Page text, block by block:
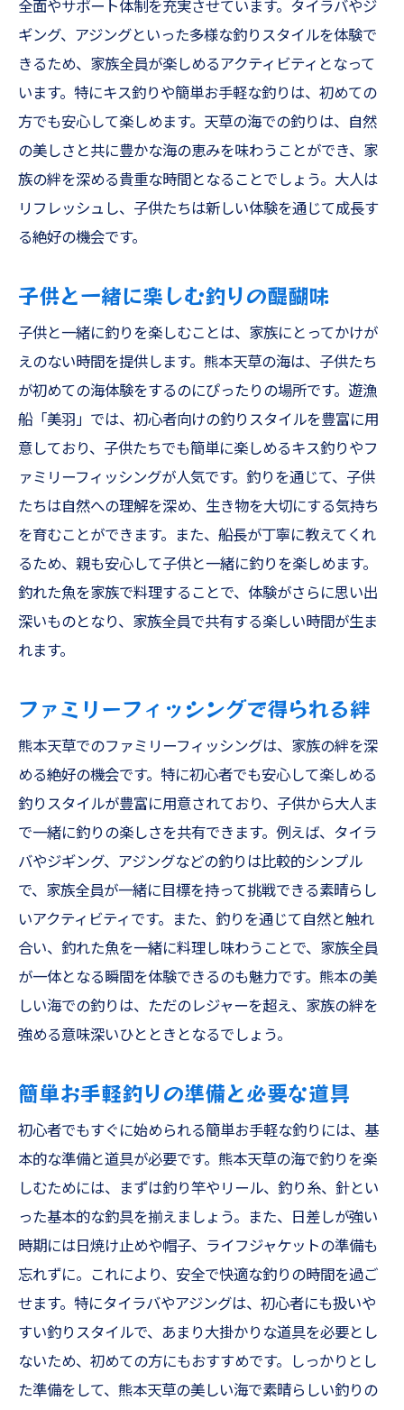
全面やサポート体制を充実させています。タイラバやジ
ギング、アジングといった多様な釣りスタイルを体験で
きるため、家族全員が楽しめるアクティビティとなって
います。特にキス釣りや簡単お手軽な釣りは、初めての
方でも安心して楽しめます。天草の海での釣りは、自然
の美しさと共に豊かな海の恵みを味わうことができ、家
族の絆を深める貴重な時間となることでしょう。大人は
リフレッシュし、子供たちは新しい体験を通じて成長す
る絶好の機会です。
子供と一緒に楽しむ釣りの醍醐味
子供と一緒に釣りを楽しむことは、家族にとってかけが
えのない時間を提供します。熊本天草の海は、子供たち
が初めての海体験をするのにぴったりの場所です。遊漁
船「美羽」では、初心者向けの釣りスタイルを豊富に用
意しており、子供たちでも簡単に楽しめるキス釣りやフ
ァミリーフィッシングが人気です。釣りを通じて、子供
たちは自然への理解を深め、生き物を大切にする気持ち
を育むことができます。また、船長が丁寧に教えてくれ
るため、親も安心して子供と一緒に釣りを楽しめます。
釣れた魚を家族で料理することで、体験がさらに思い出
深いものとなり、家族全員で共有する楽しい時間が生ま
れます。
ファミリーフィッシングで得られる絆
熊本天草でのファミリーフィッシングは、家族の絆を深
める絶好の機会です。特に初心者でも安心して楽しめる
釣りスタイルが豊富に用意されており、子供から大人ま
で一緒に釣りの楽しさを共有できます。例えば、タイラ
バやジギング、アジングなどの釣りは比較的シンプル
で、家族全員が一緒に目標を持って挑戦できる素晴らし
いアクティビティです。また、釣りを通じて自然と触れ
合い、釣れた魚を一緒に料理し味わうことで、家族全員
が一体となる瞬間を体験できるのも魅力です。熊本の美
しい海での釣りは、ただのレジャーを超え、家族の絆を
強める意味深いひとときとなるでしょう。
簡単お手軽釣りの準備と必要な道具
初心者でもすぐに始められる簡単お手軽な釣りには、基
本的な準備と道具が必要です。熊本天草の海で釣りを楽
しむためには、まずは釣り竿やリール、釣り糸、針とい
った基本的な釣具を揃えましょう。また、日差しが強い
時期には日焼け止めや帽子、ライフジャケットの準備も
忘れずに。これにより、安全で快適な釣りの時間を過ご
せます。特にタイラバやアジングは、初心者にも扱いや
すい釣りスタイルで、あまり大掛かりな道具を必要とし
ないため、初めての方にもおすすめです。しっかりとし
た準備をして、熊本天草の美しい海で素晴らしい釣りの